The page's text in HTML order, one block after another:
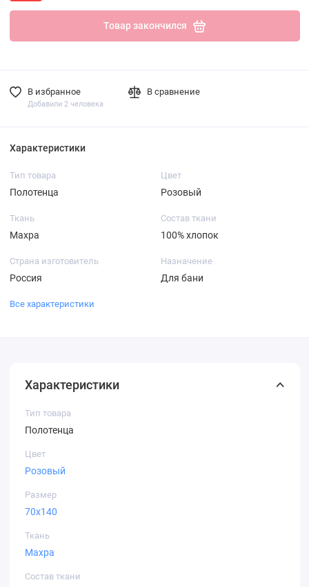
Товар закончился
В избранное
Добавили 2 человека
В сравнение
Характеристики
Тип товара
Полотенца
Цвет
Розовый
Ткань
Махра
Состав ткани
100% хлопок
Страна изготовитель
Россия
Назначение
Для бани
Все характеристики
Характеристики
Тип товара
Полотенца
Цвет
Розовый
Размер
70х140
Ткань
Махра
Состав ткани